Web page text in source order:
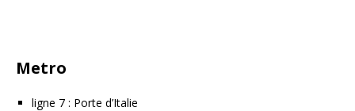
Metro
ligne 7 : Porte d’Italie